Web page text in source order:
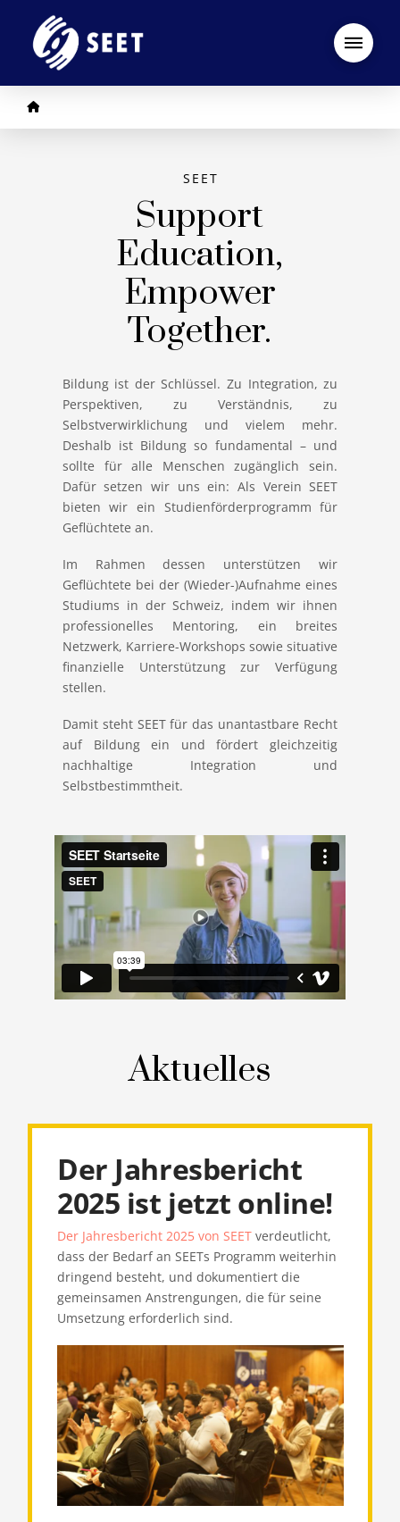
Startseite
SEET
Support
Education,
Empower
Together.
Bildung ist der Schlüssel. Zu Integration, zu
Perspektiven, zu Verständnis, zu
Selbstverwirklichung und vielem mehr.
Deshalb ist Bildung so fundamental – und
sollte für alle Menschen zugänglich sein.
Dafür setzen wir uns ein: Als Verein SEET
bieten wir ein Studienförderprogramm für
Geflüchtete an.
Im Rahmen dessen unterstützen wir
Geflüchtete bei der (Wieder-)Aufnahme eines
Studiums in der Schweiz, indem wir ihnen
professionelles Mentoring, ein breites
Netzwerk, Karriere-Workshops sowie situative
finanzielle Unterstützung zur Verfügung
stellen.
Damit steht SEET für das unantastbare Recht
auf Bildung ein und fördert gleichzeitig
nachhaltige Integration und
Selbstbestimmtheit.
Aktuelles
Der Jahresbericht
2025 ist jetzt online!
Der Jahresbericht 2025 von SEET verdeutlicht,
dass der Bedarf an SEETs Programm weiterhin
dringend besteht, und dokumentiert die
gemeinsamen Anstrengungen, die für seine
Umsetzung erforderlich sind.